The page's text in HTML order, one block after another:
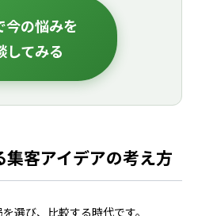
今の悩みを
してみる
集客アイデアの考え方
選び、比較する時代です。